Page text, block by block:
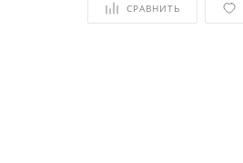
СРАВНИТЬ